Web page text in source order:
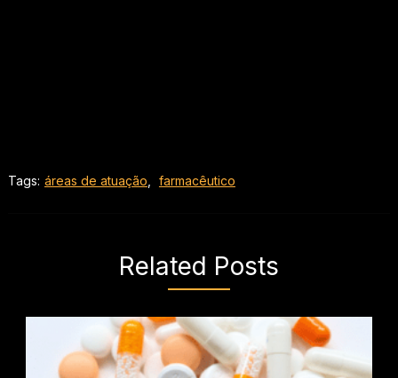
Tags: áreas de atuação farmacêutico
Related Posts